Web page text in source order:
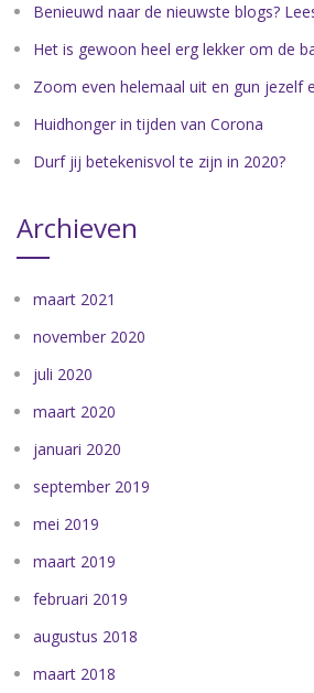
Benieuwd naar de nieuwste blogs?
Het is gewoon heel erg lekker om de
Zoom even helemaal uit en gun jezelf
Huidhonger in tijden van Corona
Durf jij betekenisvol te zijn in 2020?
Archieven
maart 2021
november 2020
juli 2020
maart 2020
januari 2020
september 2019
mei 2019
maart 2019
februari 2019
augustus 2018
maart 2018